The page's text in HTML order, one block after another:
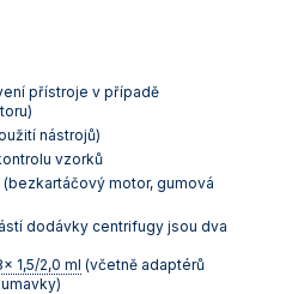
přístroje v případě
nástrojů)
vzorků
motor, gumová
dodávky centrifugy jsou dva
1,5/2,0 ml (včetně adaptérů